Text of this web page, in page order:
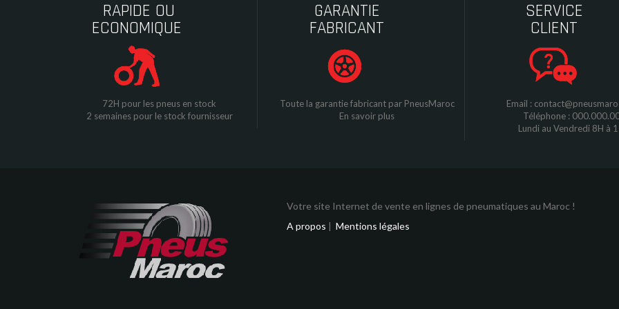
RAPIDE OU
ECONOMIQUE
72H pour les pneus en stock
2 semaines pour le stock fournisseur
GARANTIE
FABRICANT
Toute la garantie fabricant par PneusMaroc
En savoir plus
SERVICE
CLIENT
Email :
Téléphone :
Lundi au Vendredi 8H à
Votre site Internet de vente en lignes de pneumatiques au Maroc !
A propos | Mentions légales